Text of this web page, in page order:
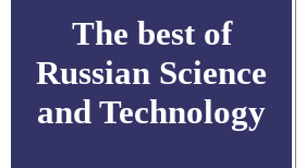
The best of
Russian Science
and Technology